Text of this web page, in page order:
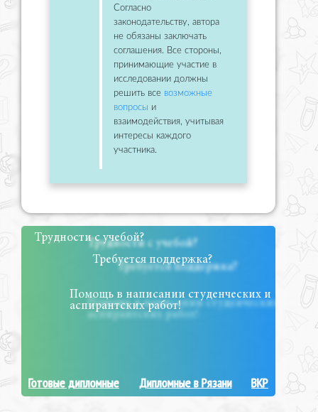
Согласно
законодательству, автора
не обязаны заключать
соглашения. Все стороны,
принимающие участие в
исследовании должны
решить все возможные
вопросы и
взаимодействия, учитывая
интересы каждого
участника.
Трудности с учебой?
Требуется поддержка?
Помощь в написании студенческих и
аспирантских работ!
Готовые дипломные Дипломные в Рязани ВКР